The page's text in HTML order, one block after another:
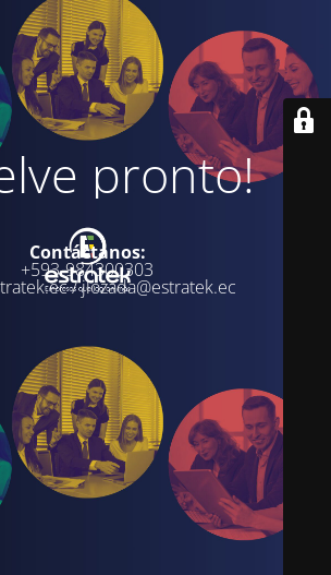
pronto!
Contáctanos:
+593-984300303
/ jlozada@estratek.ec